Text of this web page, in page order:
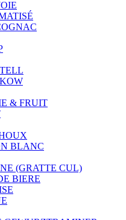
& FRUIT
BLANC
(GRATTE CUL)
BIERE